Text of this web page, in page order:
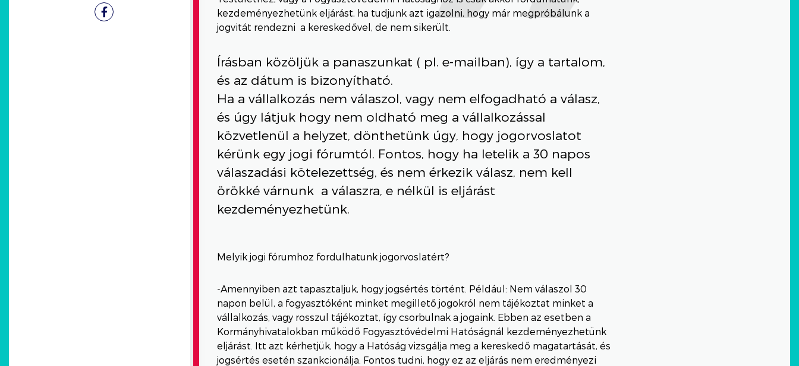
Facebook
kezdeményezhetünk eljárást, ha tudjunk azt igazolni, hogy már megpróbálunk a
jogvitát rendezni a kereskedővel, de nem sikerült.
Írásban közöljük a panaszunkat ( pl. e-mailban), így a tartalom,
és az dátum is bizonyítható.
Ha a vállalkozás nem válaszol, vagy nem elfogadható a válasz,
és úgy látjuk hogy nem oldható meg a vállalkozással
közvetlenül a helyzet, dönthetünk úgy, hogy jogorvoslatot
kérünk egy jogi fórumtól. Fontos, hogy ha letelik a 30 napos
válaszadási kötelezettség, és nem érkezik válasz, nem kell
örökké várnunk a válaszra, e nélkül is eljárást
kezdeményezhetünk.
Melyik jogi fórumhoz fordulhatunk jogorvoslatért?
-Amennyiben azt tapasztaljuk, hogy jogsértés történt. Például: Nem válaszol 30
napon belül, a fogyasztóként minket megillető jogokról nem tájékoztat minket a
vállalkozás, vagy rosszul tájékoztat, így csorbulnak a jogaink. Ebben az esetben a
Kormányhivatalokban működő Fogyasztóvédelmi Hatóságnál kezdeményezhetünk
eljárást. Itt azt kérhetjük, hogy a Hatóság vizsgálja meg a kereskedő magatartását, és
jogsértés esetén szankcionálja. Fontos tudni, hogy ez az eljárás nem eredményezi